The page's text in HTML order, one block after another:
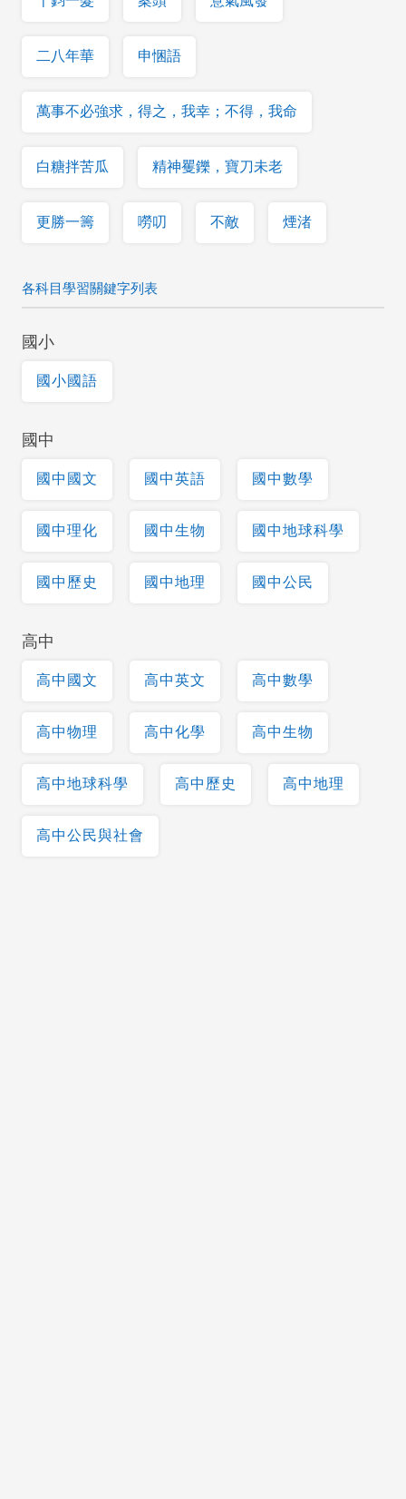
二八年華 申悃語
萬事不必強求，得之，我幸；不得，我命
白糖拌苦瓜 精神矍鑠，寶刀未老
更勝一籌 嘮叨 不敵 煙渚
各科目學習關鍵字列表
國小
國小國語
國中
國中國文 國中英語 國中數學
國中理化 國中生物 國中地球科學
國中歷史 國中地理 國中公民
高中
高中國文 高中英文 高中數學
高中物理 高中化學 高中生物
高中地球科學 高中歷史 高中地理
高中公民與社會